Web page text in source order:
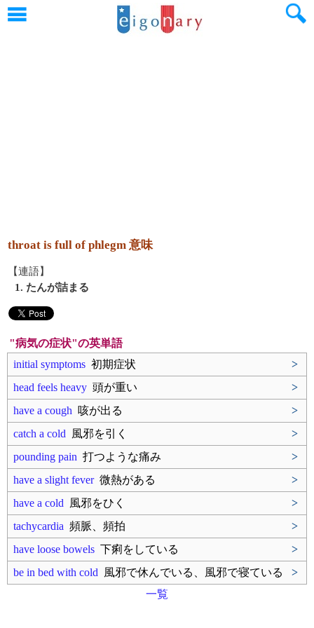
throat is full of phlegm 意味
【連語】
1. たんが詰まる
"病気の症状"の英単語
initial symptoms 初期症状
>
head feels heavy 頭が重い
>
have a cough 咳が出る
>
catch a cold 風邪を引く
>
pounding pain 打つような痛み
>
have a slight fever微熱がある
>
have a cold 風邪をひく
>
tachycardia 頻脈、頻拍
>
have loose bowels 下痢をしている
>
be in bed with cold 風邪で休んでいる、風邪で寝ている
>
一覧